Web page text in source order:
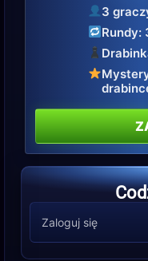
3
Rundy:
Zaloguj się